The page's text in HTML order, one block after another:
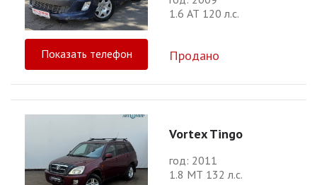
1.6 АТ 120 л.с.
Показать телефон Продано
Vortex Tingo
год: 2011
1.8 МТ 132 л.с.